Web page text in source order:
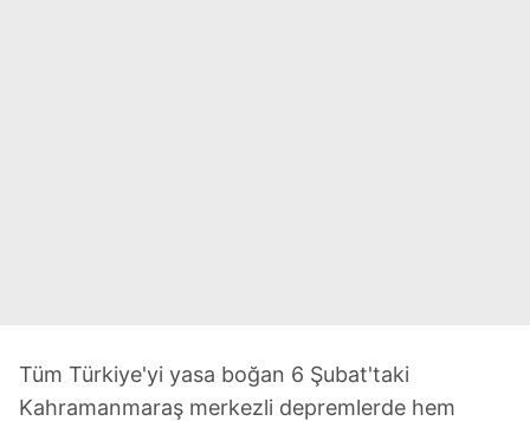
Tüm Türkiye'yi yasa boğan 6 Şubat'taki
Kahramanmaraş merkezli depremlerde hem